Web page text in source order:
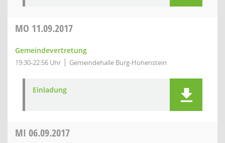
MO 11.09.2017
Gemeindevertretung
19:30-22:56 Uhr Gemeindehalle Burg-Hohenstein
Einladung
MI 06.09.2017